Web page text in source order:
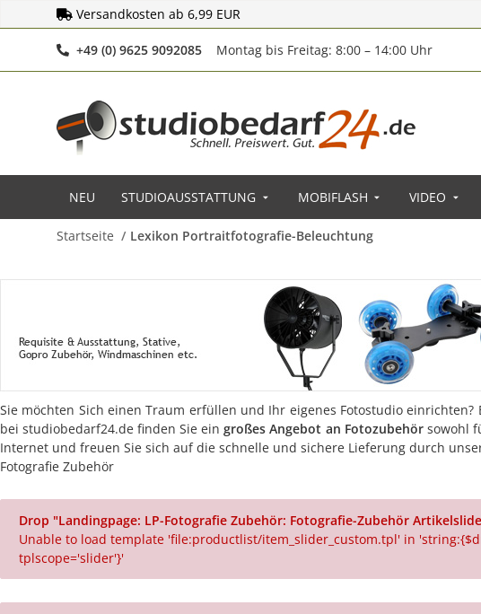
Versandkosten ab 6,99 EUR
+49 (0) 9625 9092085Telefonnummer
Montag bis Freitag: 8:00 – 14:00 Uhr
NEU STUDIOAUSSTATTUNG MOBIFLASH VIDEO
Startseite Lexikon Portraitfotografie-Beleuchtung
Sie möchten Sich einen Traum erfüllen und Ihr eigenes Fotostudio
bei studiobedarf24.de finden Sie eingroßes Angebot an Fotozubehörsowohl
Internet und freuen Sie sich auf die schnelle und sichere Lieferung durch
Fotografie Zubehör
Drop "Landingpage: LP-Fotografie Zubehör: Fotografie-Zubehör
Unable to load template 'file:productlist/item_slider_custom.tpl' in
tplscope='slider'}'